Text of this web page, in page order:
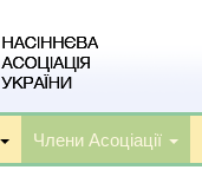
Члени Асоціації